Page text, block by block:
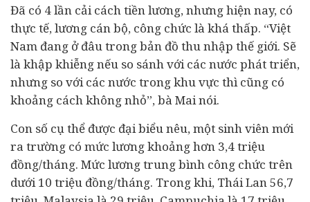
Đã có 4 lần cải cách tiền lương, nhưng hiện nay, có
thực tế, lương cán bộ, công chức là khá thấp. “Việt
Nam đang ở đâu trong bản đồ thu nhập thế giới. Sẽ
là khập khiễng nếu so sánh với các nước phát triển,
nhưng so với các nước trong khu vực thì cũng có
khoảng cách không nhỏ”, bà Mai nói.
Con số cụ thể được đại biểu nêu, một sinh viên mới
ra trường có mức lương khoảng hơn 3,4 triệu
đồng/tháng. Mức lương trung bình công chức trên
dưới 10 triệu đồng/tháng. Trong khi, Thái Lan 56,7